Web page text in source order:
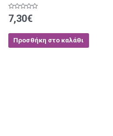
Βαθμολογήθηκε
με
5
7,30€
Προσθήκη στο καλάθι